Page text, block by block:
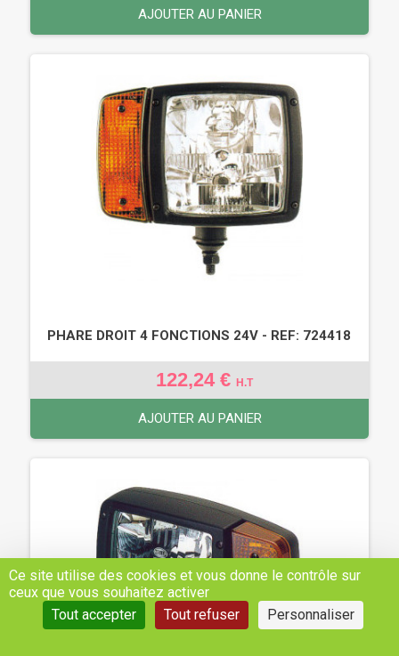
AJOUTER AU PANIER
PHARE DROIT 4 FONCTIONS 24V - REF: 724418
122,24 € H.T
AJOUTER AU PANIER
Ce site utilise des cookies et vous donne le contrôle sur
ceux que vous souhaitez activer
Tout accepter
Tout refuser Personnaliser